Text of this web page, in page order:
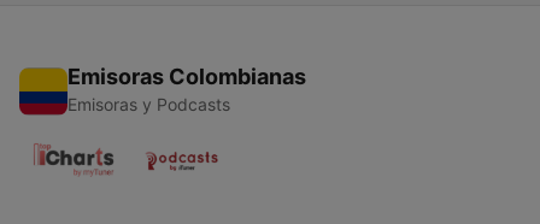
Emisoras Colombianas
Emisoras y Podcasts